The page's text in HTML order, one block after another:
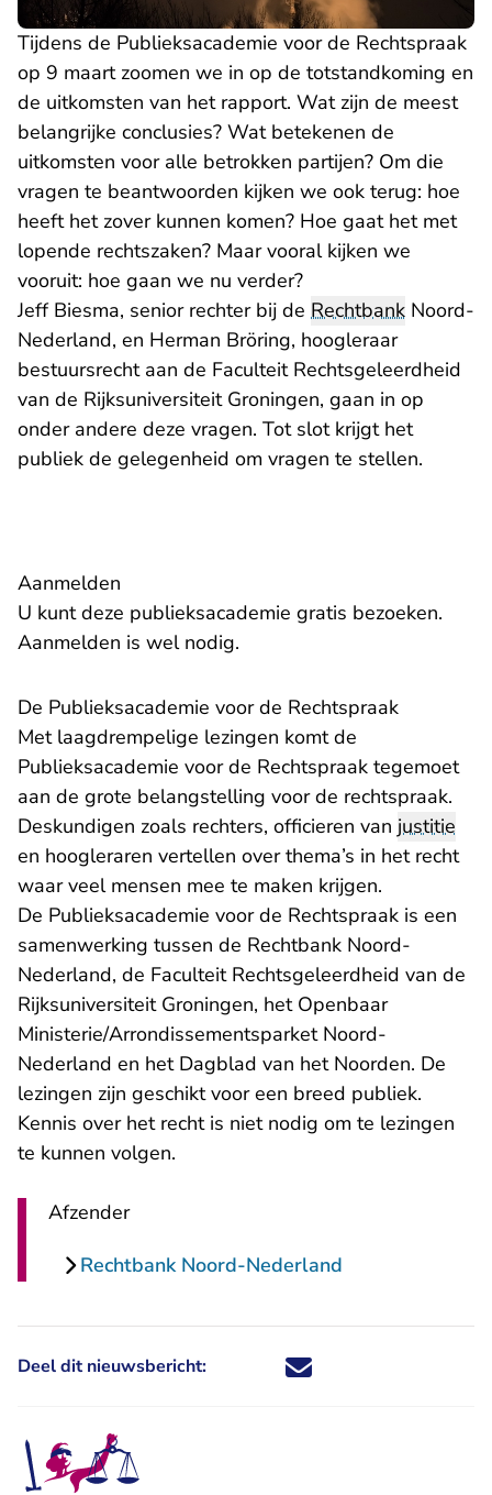
Tijdens de Publieksacademie voor de Rechtspraak
op 9 maart zoomen we in op de totstandkoming en
de uitkomsten van het rapport. Wat zijn de meest
belangrijke conclusies? Wat betekenen de
uitkomsten voor alle betrokken partijen? Om die
vragen te beantwoorden kijken we ook terug: hoe
heeft het zover kunnen komen? Hoe gaat het met
lopende rechtszaken? Maar vooral kijken we
vooruit: hoe gaan we nu verder?
Jeff Biesma, senior rechter bij de Rechtbank Noord-
Nederland, en Herman Bröring, hoogleraar
bestuursrecht aan de Faculteit Rechtsgeleerdheid
van de Rijksuniversiteit Groningen, gaan in op
onder andere deze vragen. Tot slot krijgt het
publiek de gelegenheid om vragen te stellen.
Aanmelden
U kunt deze publieksacademie gratis bezoeken.
Aanmelden - U verlaat Rechtspraak.nl
is wel nodig.
De Publieksacademie voor de Rechtspraak
Met laagdrempelige lezingen komt de
Publieksacademie voor de Rechtspraak tegemoet
aan de grote belangstelling voor de rechtspraak.
Deskundigen zoals rechters, officieren van justitie
en hoogleraren vertellen over thema’s in het recht
waar veel mensen mee te maken krijgen.
De Publieksacademie voor de Rechtspraak is een
samenwerking tussen de Rechtbank Noord-
Nederland, de Faculteit Rechtsgeleerdheid van de
Rijksuniversiteit Groningen, het Openbaar
Ministerie/Arrondissementsparket Noord-
Nederland en het Dagblad van het Noorden. De
lezingen zijn geschikt voor een breed publiek.
Kennis over het recht is niet nodig om te lezingen
te kunnen volgen.
Afzender
Rechtbank Noord-Nederland
Deel dit nieuwsbericht: Deel dit nieuwsbericht via X -
Deel dit nieuwsbericht via
Deel dit nieuwsbericht
Deel dit